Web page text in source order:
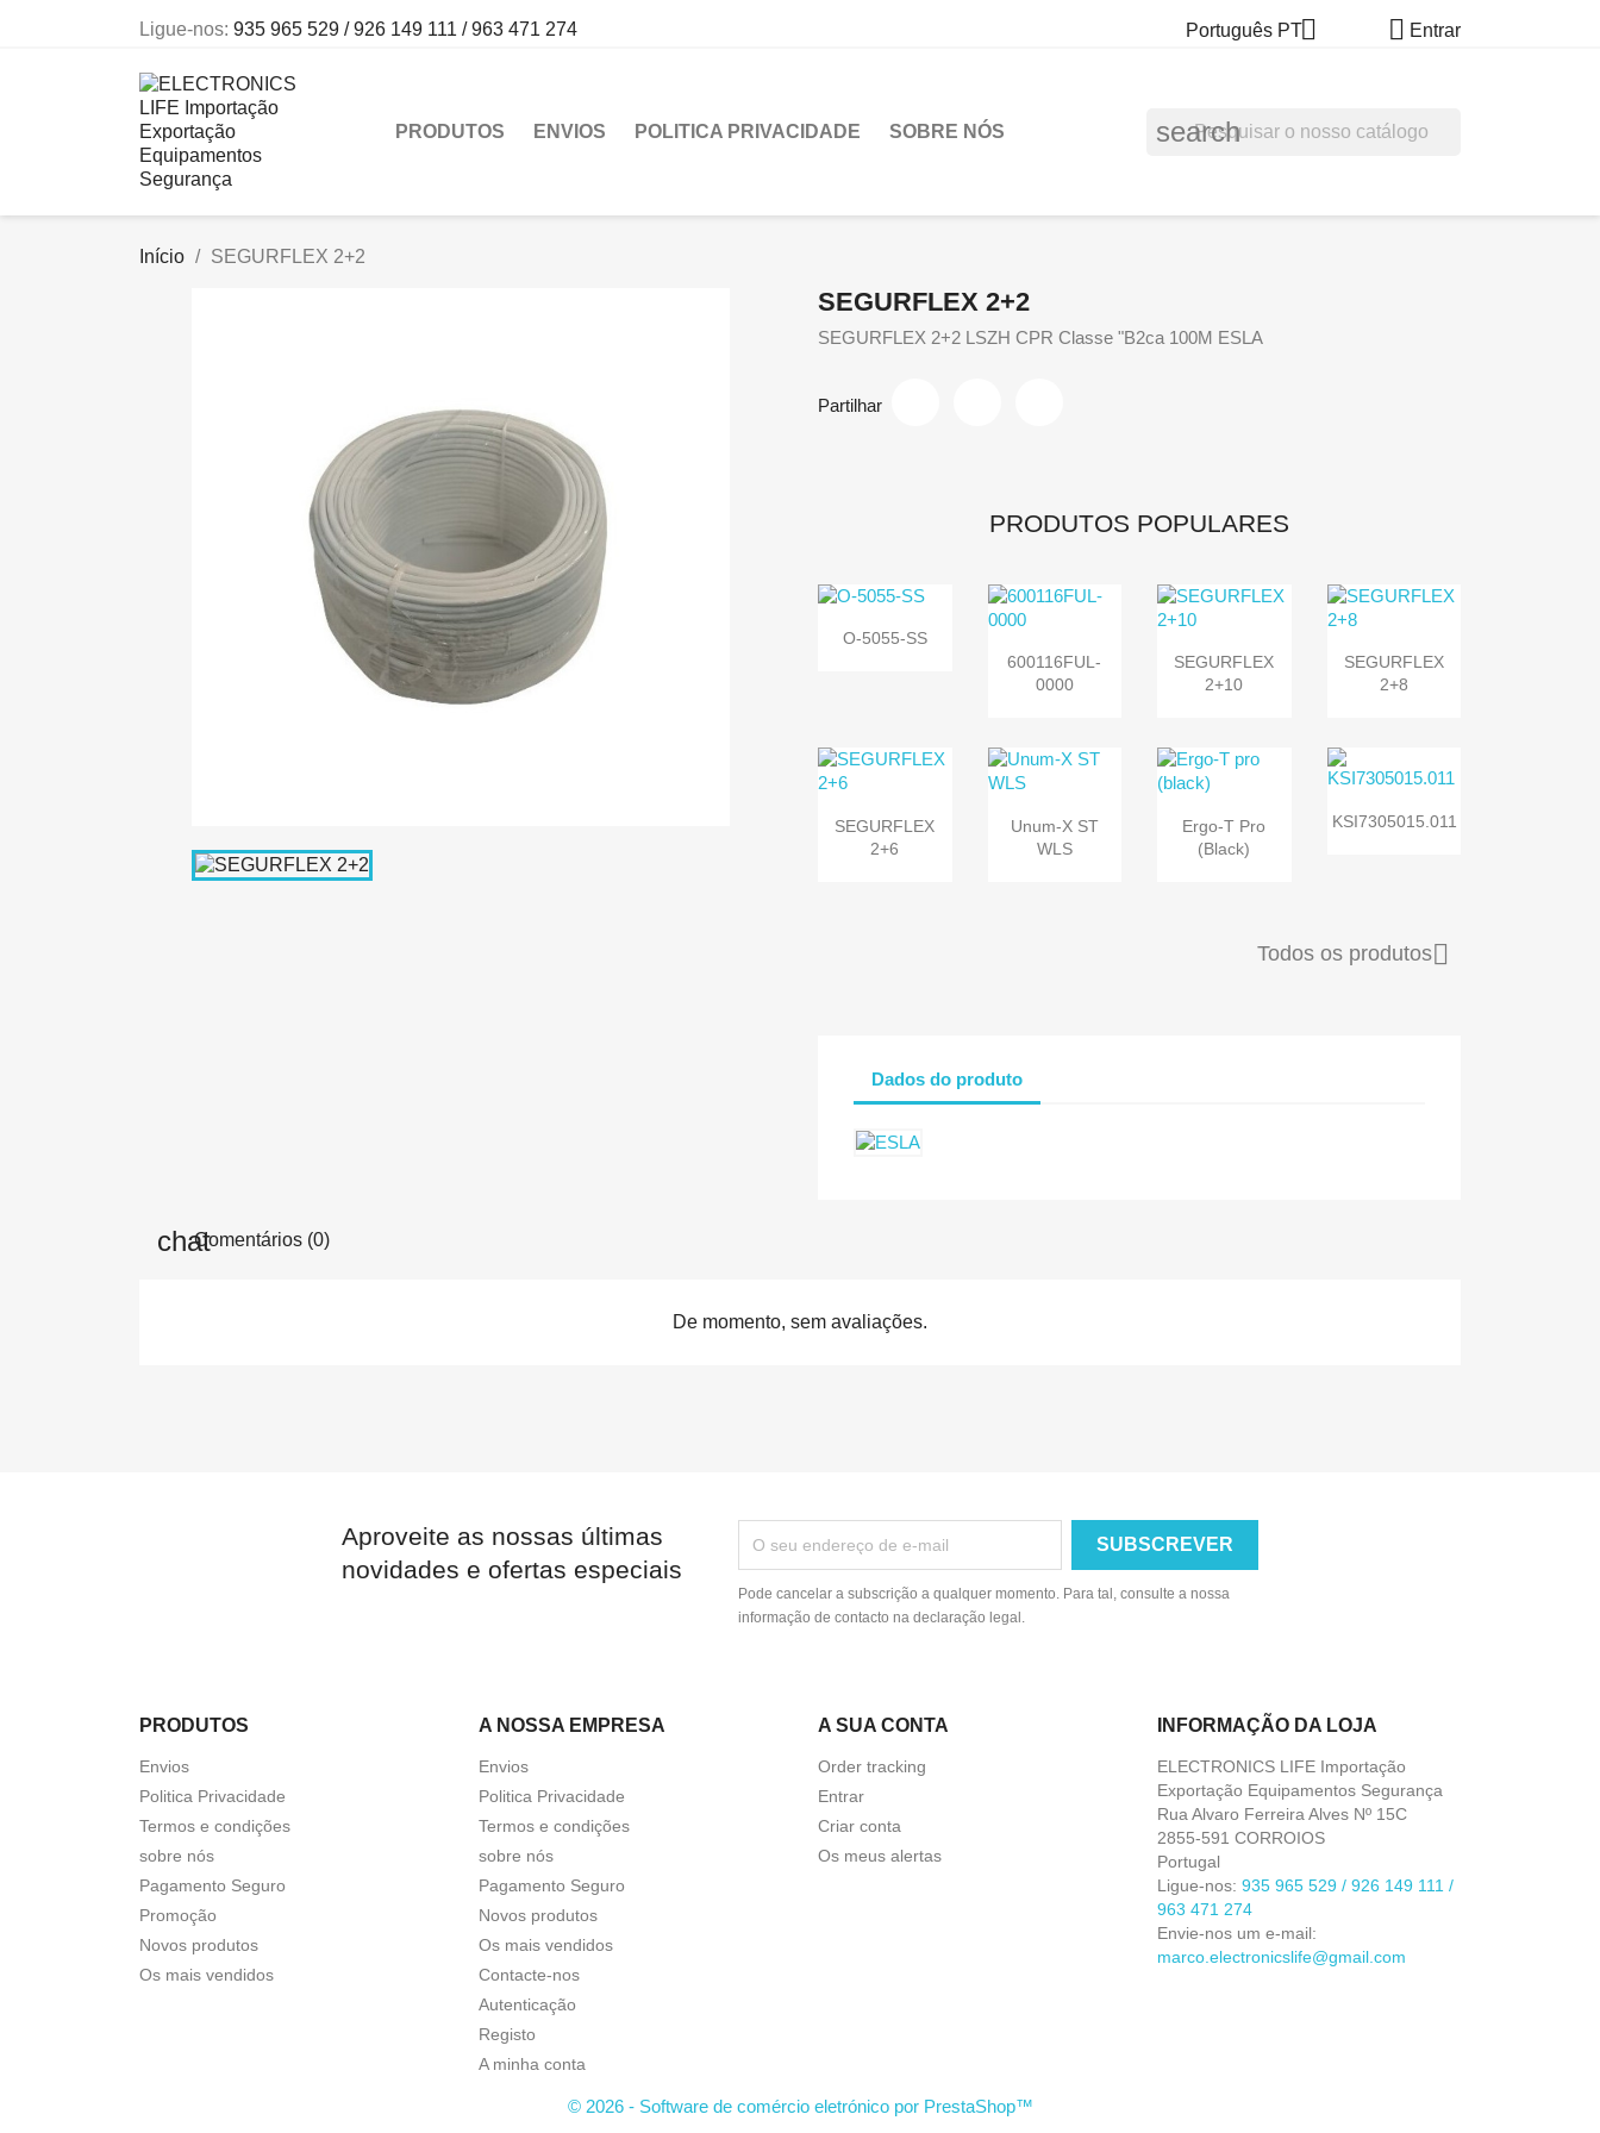
Ligue-nos: 935 965 529 / 926 149 111 / 963 471 274 Português PT  Entrar
PRODUTOS ENVIOS POLITICA PRIVACIDADE SOBRE NÓS search
Início SEGURFLEX 2+2
SEGURFLEX 2+2
SEGURFLEX 2+2 LSZH CPR Classe "B2ca 100M ESLA
Partilhar
PRODUTOS POPULARES
 Vista
O-5055-SS
 Vista
rápida
600116FUL-
0000
 Vista
rápida
SEGURFLEX
2+10
 Vista
rápida
SEGURFLEX
2+8
 Vista
rápida
SEGURFLEX
2+6
 Vista
rápida
Unum-X ST
WLS
 Vista
rápida
Ergo-T Pro
(black)
 Vista
KSI7305015.011
Todos os produtos
Dados do produto
Comentários (0)
De momento, sem avaliações.
Aproveite as nossas últimas
novidades e ofertas especiais
Pode cancelar a subscrição a qualquer momento. Para tal, consulte a nossa
informação de contacto na declaração legal.
PRODUTOS
Envios
Politica Privacidade
Termos e condições
sobre nós
Pagamento Seguro
Promoção
Novos produtos
Os mais vendidos
A NOSSA EMPRESA
Envios
Politica Privacidade
Termos e condições
sobre nós
Pagamento Seguro
Novos produtos
Os mais vendidos
Contacte-nos
Autenticação
Registo
A minha conta
A SUA CONTA
Order tracking
Entrar
Criar conta
Os meus alertas
INFORMAÇÃO DA LOJA
ELECTRONICS LIFE Importação
Exportação Equipamentos Segurança
Rua Alvaro Ferreira Alves Nº 15C
2855-591 CORROIOS
Portugal
Ligue-nos: 935 965 529 / 926 149 111 /
963 471 274
Envie-nos um e-mail:
marco.electronicslife@gmail.com
© 2026 - Software de comércio eletrónico por PrestaShop™